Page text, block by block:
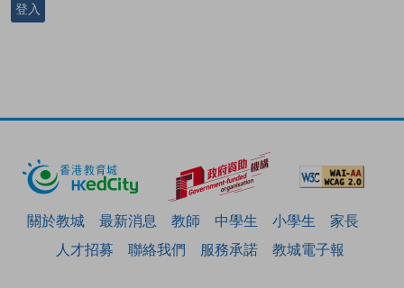
登入
關於教城 最新消息 教師 中學生 小學生
家長
人才招募
聯絡我們 服務承諾 教城電子報